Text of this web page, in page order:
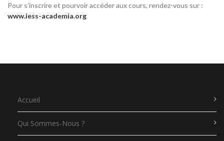
Pour s’inscrire et pourvoir accéder aux cours, rendez-vous sur :
www.iess-academia.org
Accueil
Qui Sommes-Nous ?